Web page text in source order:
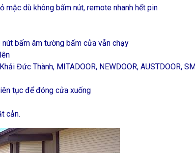
dù không bấm nút, remote nhanh hết pin
bấm âm tường bấm cửa vẫn chạy
Đức Thành, MITADOOR, NEWDOOR, AUSTDOOR,
tục để đóng cửa xuống
cản.